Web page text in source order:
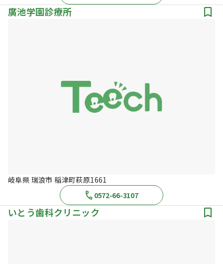
廣池学園診療所
岐阜県 瑞浪市 稲津町萩原1661
0572-66-3107
いとう歯科クリニック